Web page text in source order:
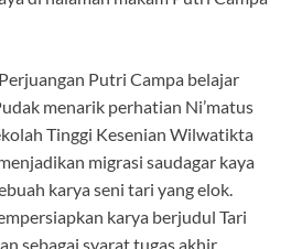
Putri Campa belajar
menarik perhatian Ni’matus
Tinggi Kesenian Wilwatikta
migrasi saudagar kaya
karya seni tari yang elok.
karya berjudul Tari
sebagai syarat tugas akhir